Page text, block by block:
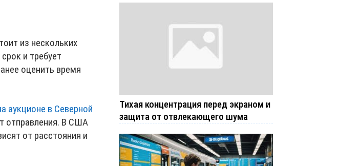
из нескольких
и требует
оценить время
аукционе в Северной
отправления. В США
от расстояния и
Тихая концентрация перед экраном и
защита от отвлекающего шума